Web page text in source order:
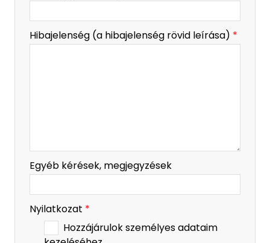
Hibajelenség (a hibajelenség rövid leírása) *
Egyéb kérések, megjegyzések
Nyilatkozat *
Hozzájárulok személyes adataim